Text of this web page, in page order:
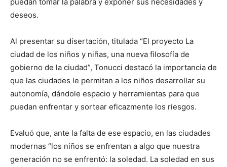
deseos.
Al presentar su disertación, titulada “El proyecto La
ciudad de los niños y niñas, una nueva filosofía de
gobierno de la ciudad”, Tonucci destacó la importancia de
que las ciudades le permitan a los niños desarrollar su
autonomía, dándole espacio y herramientas para que
puedan enfrentar y sortear eficazmente los riesgos.
Evaluó que, ante la falta de ese espacio, en las ciudades
modernas “los niños se enfrentan a algo que nuestra
generación no se enfrentó: la soledad. La soledad en sus